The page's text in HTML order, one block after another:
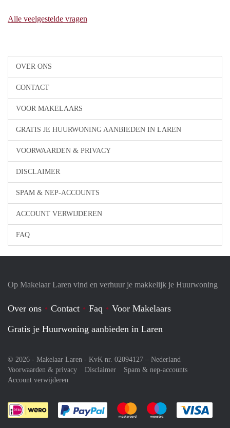
OVER ONS
CONTACT
VOOR MAKELAARS
GRATIS JE HUURWONING AANBIEDEN IN LAREN
VOORWAARDEN & PRIVACY
DISCLAIMER
SPAM & NEP-ACCOUNTS
ACCOUNT VERWIJDEREN
FAQ
Alle veelgestelde vragen
Op Makelaar Laren vind en verhuur je makkelijk je Huurwoning
Over ons Contact Faq
Voor Makelaars
Gratis je Huurwoning aanbieden in Laren
© 2026 - Makelaar Laren - KvK nr. 02094127 – Nederland
Voorwaarden & privacy
Disclaimer
Spam & nep-accounts
Account verwijderen
Je rekent gemakkelijk af met Paypal
Je rekent gemakkelijk af met
Je rekent